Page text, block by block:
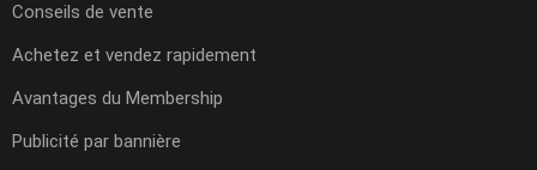
Conseils de vente
Achetez et vendez rapidement
Avantages du Membership
Publicité par bannière